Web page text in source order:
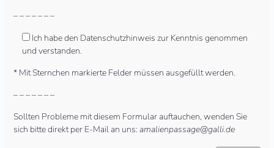
– – – – – – –
Ich habe den Datenschutzhinweis zur Kenntnis genommen
und verstanden.
* Mit Sternchen markierte Felder müssen ausgefüllt werden.
– – – – – – –
Sollten Probleme mit diesem Formular auftauchen, wenden Sie
sich bitte direkt per E-Mail an uns:amalienpassage@galli.de